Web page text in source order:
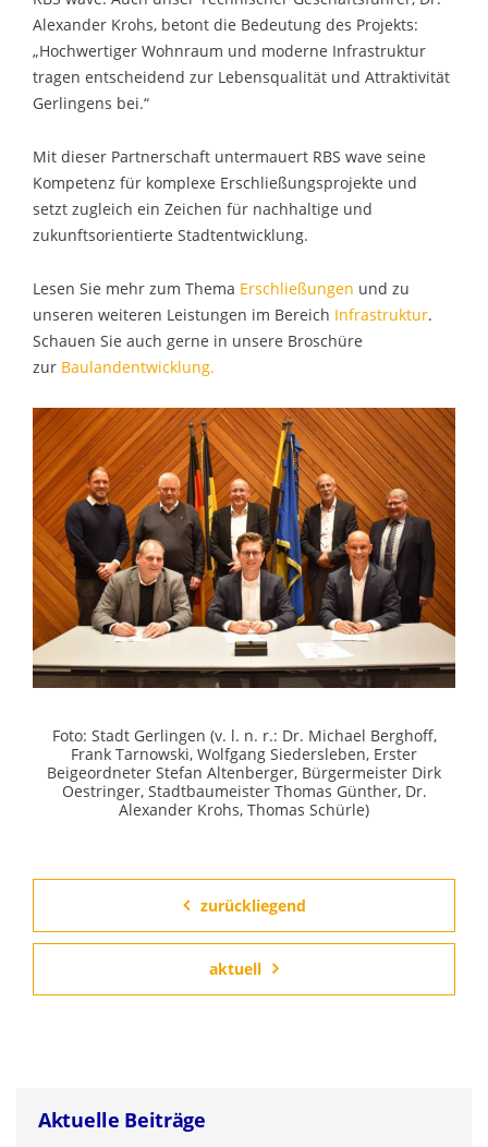
Alexander Krohs, betont die Bedeutung des Projekts:
„Hochwertiger Wohnraum und moderne Infrastruktur
tragen entscheidend zur Lebensqualität und Attraktivität
Gerlingens bei.“
Mit dieser Partnerschaft untermauert RBS wave seine
Kompetenz für komplexe Erschließungsprojekte und
setzt zugleich ein Zeichen für nachhaltige und
zukunftsorientierte Stadtentwicklung.
Lesen Sie mehr zum Thema Erschließungen und zu
unseren weiteren Leistungen im Bereich Infrastruktur.
Schauen Sie auch gerne in unsere Broschüre
zur Baulandentwicklung.
Foto: Stadt Gerlingen (v. l. n. r.: Dr. Michael Berghoff,
Frank Tarnowski, Wolfgang Siedersleben, Erster
Beigeordneter Stefan Altenberger, Bürgermeister Dirk
Oestringer, Stadtbaumeister Thomas Günther, Dr.
Alexander Krohs, Thomas Schürle)
zurückliegend
aktuell
Aktuelle Beiträge